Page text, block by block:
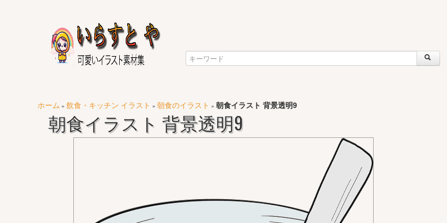
ホーム » 飲食・キッチン イラスト » 朝食のイラスト » 朝食イラスト 背景透明9
朝食イラスト 背景透明9